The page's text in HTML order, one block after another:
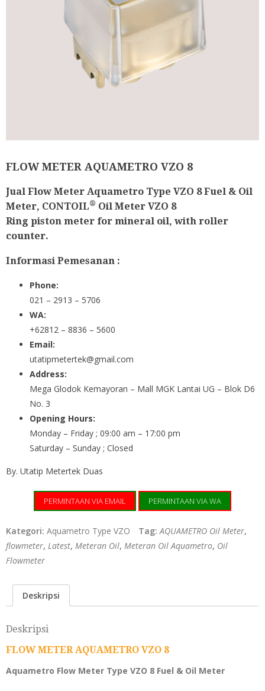
FLOW METER AQUAMETRO VZO 8
Jual Flow Meter Aquametro Type VZO 8 Fuel & Oil
Meter, CONTOIL® Oil Meter VZO 8
Ring piston meter for mineral oil, with roller
counter.
Informasi Pemesanan :
Phone:
021 – 2913 – 5706
WA:
+62812 – 8836 – 5600
Email:
utatipmetertek@gmail.com
Address:
Mega Glodok Kemayoran – Mall MGK Lantai UG – Blok D6
No. 3
Opening Hours:
Monday – Friday ; 09:00 am – 17:00 pm
Saturday – Sunday ; Closed
By. Utatip Metertek Duas
PERMINTAAN VIA EMAIL PERMINTAAN VIA WA
Kategori: Aquametro Type VZO Tag:AQUAMETRO Oil Meter,
flowmeter, Latest, Meteran Oil, Meteran Oil Aquametro, Oil
Flowmeter
Deskripsi
Deskripsi
FLOW METER AQUAMETRO VZO 8
Aquametro Flow Meter Type VZO 8 Fuel & Oil Meter